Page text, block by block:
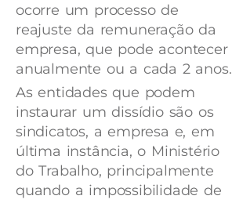
ocorre um processo de
reajuste da remuneração da
empresa, que pode acontecer
anualmente ou a cada 2 anos.
As entidades que podem
instaurar um dissídio são os
sindicatos, a empresa e, em
última instância, o Ministério
do Trabalho, principalmente
quando a impossibilidade de